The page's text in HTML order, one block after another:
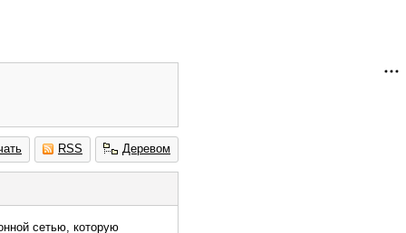
RSS Деревом
сетью, которую